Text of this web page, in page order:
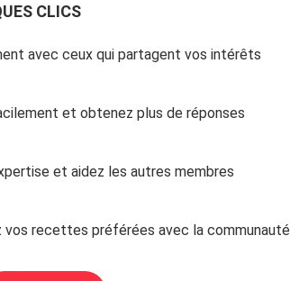
CLICS
avec ceux qui partagent vos intérêts
et obtenez plus de réponses
et aidez les autres membres
vos recettes préférées avec la communauté